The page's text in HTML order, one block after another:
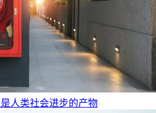
人类社会进步的产物